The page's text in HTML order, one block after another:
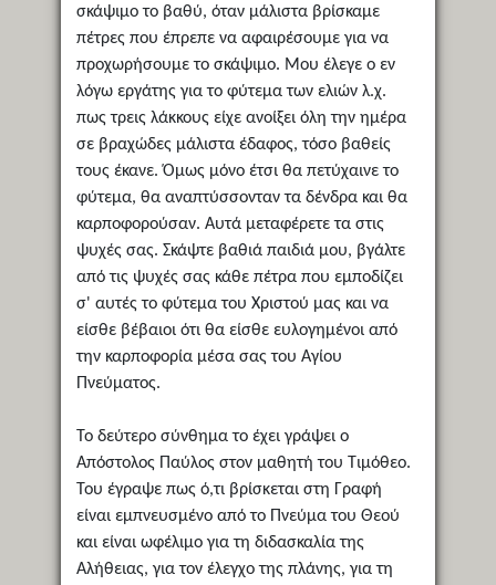
σκάψιμο το βαθύ, όταν μάλιστα βρίσκαμε
πέτρες που έπρεπε να αφαιρέσουμε για να
προχωρήσουμε το σκάψιμο. Μου έλεγε ο εν
λόγω εργάτης για το φύτεμα των ελιών λ.χ.
πως τρεις λάκκους είχε ανοίξει όλη την ημέρα
σε βραχώδες μάλιστα έδαφος, τόσο βαθείς
τους έκανε. Όμως μόνο έτσι θα πετύχαινε το
φύτεμα, θα αναπτύσσονταν τα δένδρα και θα
καρποφορούσαν. Αυτά μεταφέρετε τα στις
ψυχές σας. Σκάψτε βαθιά παιδιά μου, βγάλτε
από τις ψυχές σας κάθε πέτρα που εμποδίζει
σ' αυτές το φύτεμα του Χριστού μας και να
είσθε βέβαιοι ότι θα είσθε ευλογημένοι από
την καρποφορία μέσα σας του Αγίου
Πνεύματος.
Το δεύτερο σύνθημα το έχει γράψει ο
Απόστολος Παύλος στον μαθητή του Τιμόθεο.
Του έγραψε πως ό,τι βρίσκεται στη Γραφή
είναι εμπνευσμένο από το Πνεύμα του Θεού
και είναι ωφέλιμο για τη διδασκαλία της
Αλήθειας, για τον έλεγχο της πλάνης, για τη